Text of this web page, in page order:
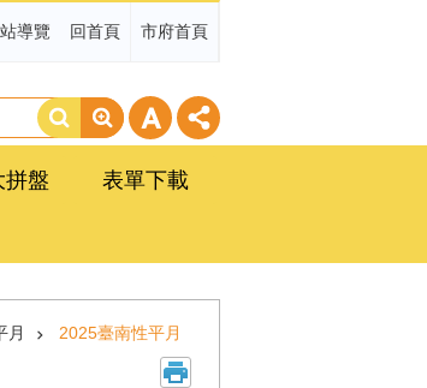
導覽 回首頁 市府首頁
搜
尋
拼盤 表單下載
月 2025臺南性平月